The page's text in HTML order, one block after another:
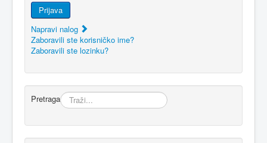
Prijava
Napravi nalog
Zaboravili ste korisničko ime?
Zaboravili ste lozinku?
Pretraga